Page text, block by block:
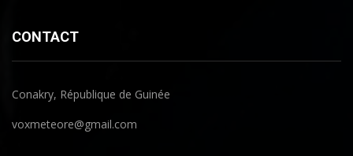
CONTACT
Conakry, République de Guinée
voxmeteore@gmail.com